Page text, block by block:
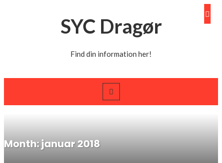
SYC Dragør
Find din information her!
Month: januar 2018